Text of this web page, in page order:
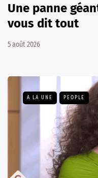
Une panne
vous dit tout
5 août 2026
A LA UNE PEOPLE